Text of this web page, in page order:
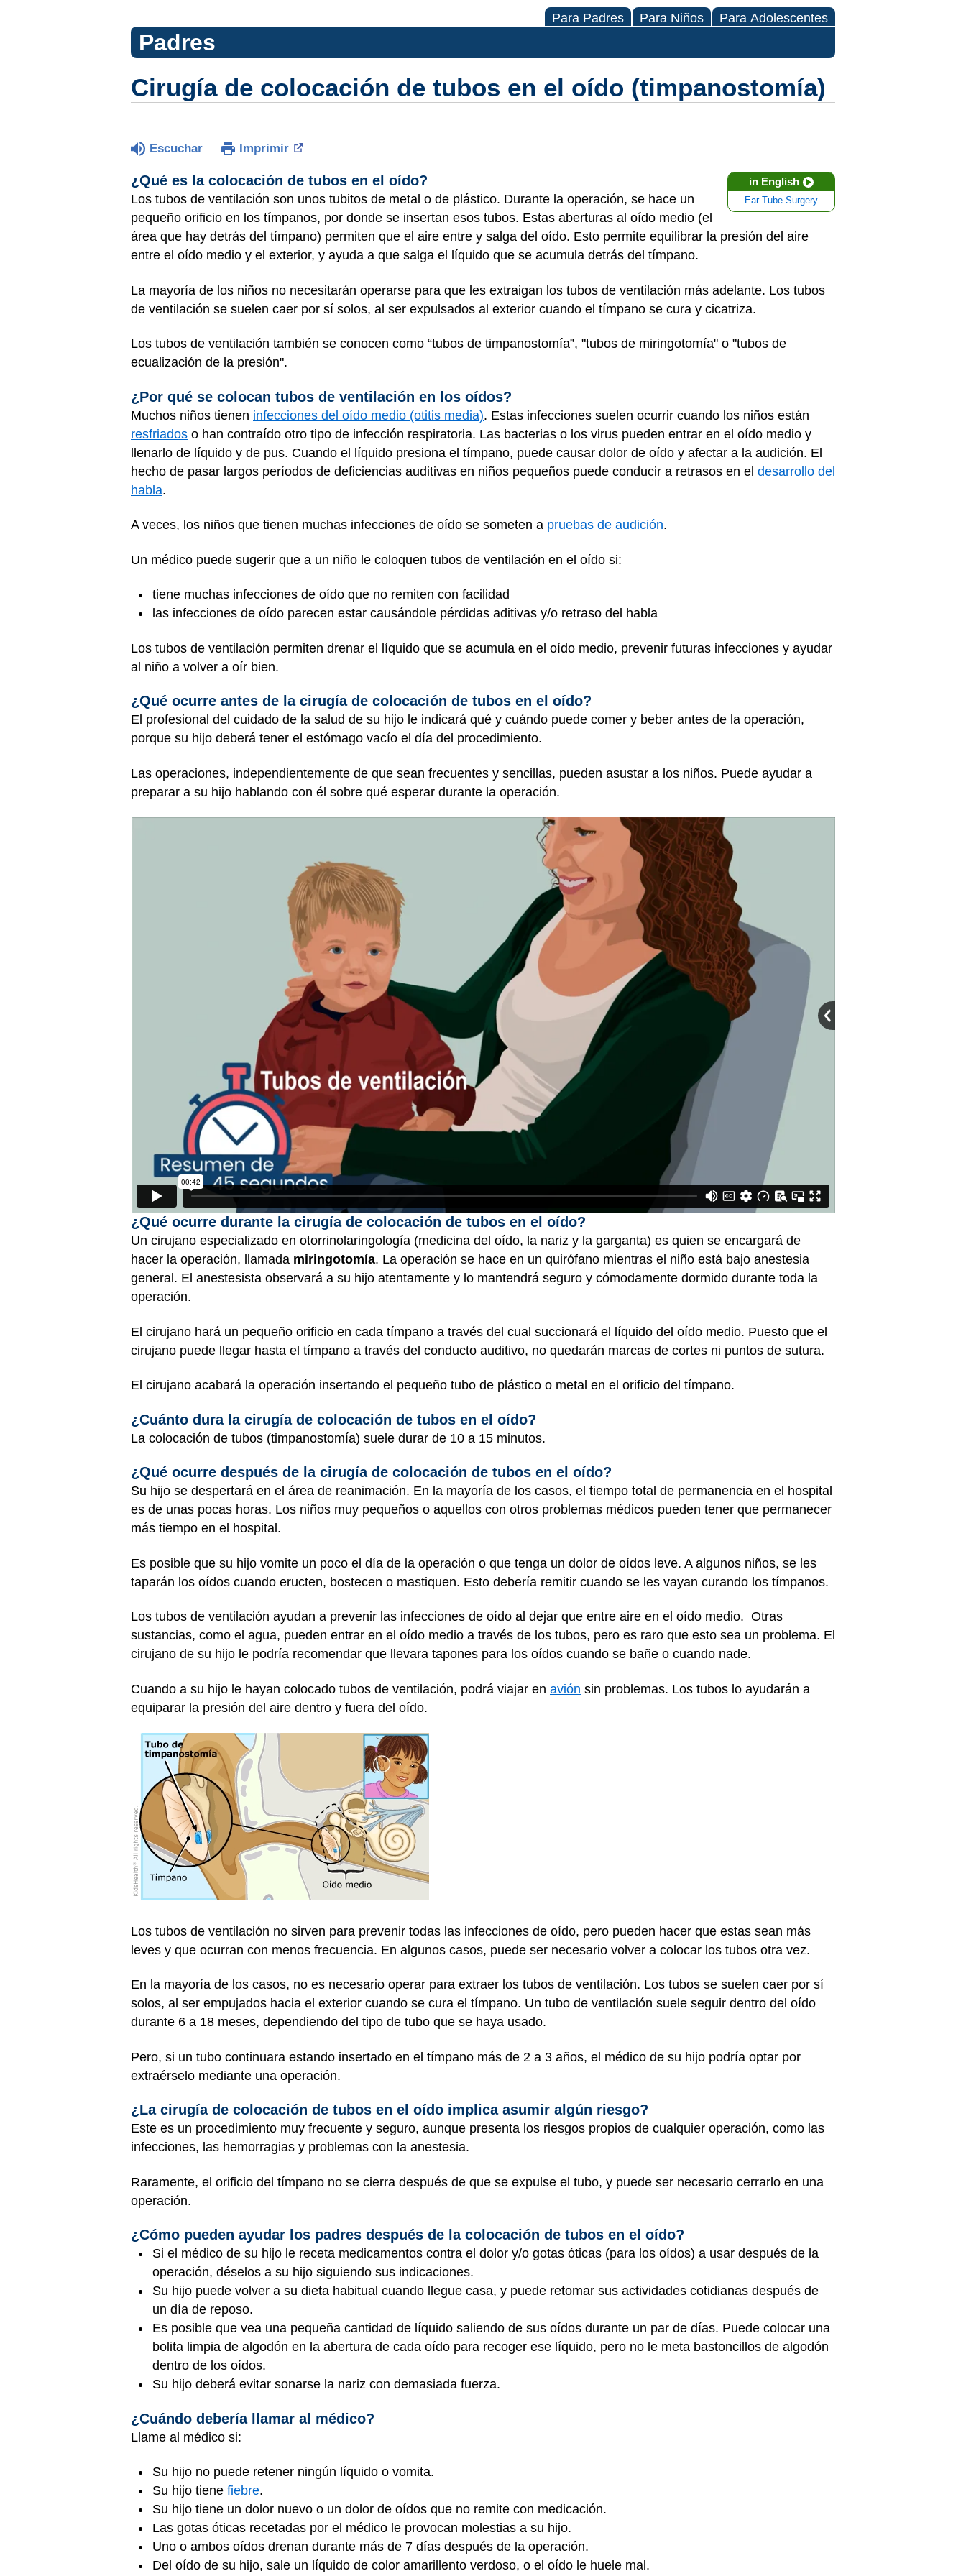
Para Padres Para Niños Para Adolescentes
Padres
Cirugía de colocación de tubos en el oído (timpanostomía)
Escuchar Imprimir
in English
Ear Tube Surgery
¿Qué es la colocación de tubos en el oído?
Los tubos de ventilación son unos tubitos de metal o de plástico. Durante la operación, se hace un
pequeño orificio en los tímpanos, por donde se insertan esos tubos. Estas aberturas al oído medio (el
área que hay detrás del tímpano) permiten que el aire entre y salga del oído. Esto permite equilibrar la presión del aire
entre el oído medio y el exterior, y ayuda a que salga el líquido que se acumula detrás del tímpano.
La mayoría de los niños no necesitarán operarse para que les extraigan los tubos de ventilación más adelante. Los tubos
de ventilación se suelen caer por sí solos, al ser expulsados al exterior cuando el tímpano se cura y cicatriza.
Los tubos de ventilación también se conocen como “tubos de timpanostomía”, "tubos de miringotomía" o "tubos de
ecualización de la presión".
¿Por qué se colocan tubos de ventilación en los oídos?
Muchos niños tienen infecciones del oído medio (otitis media). Estas infecciones suelen ocurrir cuando los niños están
resfriados o han contraído otro tipo de infección respiratoria. Las bacterias o los virus pueden entrar en el oído medio y
llenarlo de líquido y de pus. Cuando el líquido presiona el tímpano, puede causar dolor de oído y afectar a la audición. El
hecho de pasar largos períodos de deficiencias auditivas en niños pequeños puede conducir a retrasos en el desarrollo del
habla.
A veces, los niños que tienen muchas infecciones de oído se someten a pruebas de audición.
Un médico puede sugerir que a un niño le coloquen tubos de ventilación en el oído si:
tiene muchas infecciones de oído que no remiten con facilidad
las infecciones de oído parecen estar causándole pérdidas aditivas y/o retraso del habla
Los tubos de ventilación permiten drenar el líquido que se acumula en el oído medio, prevenir futuras infecciones y ayudar
al niño a volver a oír bien.
¿Qué ocurre antes de la cirugía de colocación de tubos en el oído?
El profesional del cuidado de la salud de su hijo le indicará qué y cuándo puede comer y beber antes de la operación,
porque su hijo deberá tener el estómago vacío el día del procedimiento.
Las operaciones, independientemente de que sean frecuentes y sencillas, pueden asustar a los niños. Puede ayudar a
preparar a su hijo hablando con él sobre qué esperar durante la operación.
¿Qué ocurre durante la cirugía de colocación de tubos en el oído?
Un cirujano especializado en otorrinolaringología (medicina del oído, la nariz y la garganta) es quien se encargará de
hacer la operación, llamada miringotomía. La operación se hace en un quirófano mientras el niño está bajo anestesia
general. El anestesista observará a su hijo atentamente y lo mantendrá seguro y cómodamente dormido durante toda la
operación.
El cirujano hará un pequeño orificio en cada tímpano a través del cual succionará el líquido del oído medio. Puesto que el
cirujano puede llegar hasta el tímpano a través del conducto auditivo, no quedarán marcas de cortes ni puntos de sutura.
El cirujano acabará la operación insertando el pequeño tubo de plástico o metal en el orificio del tímpano.
¿Cuánto dura la cirugía de colocación de tubos en el oído?
La colocación de tubos (timpanostomía) suele durar de 10 a 15 minutos.
¿Qué ocurre después de la cirugía de colocación de tubos en el oído?
Su hijo se despertará en el área de reanimación. En la mayoría de los casos, el tiempo total de permanencia en el hospital
es de unas pocas horas. Los niños muy pequeños o aquellos con otros problemas médicos pueden tener que permanecer
más tiempo en el hospital.
Es posible que su hijo vomite un poco el día de la operación o que tenga un dolor de oídos leve. A algunos niños, se les
taparán los oídos cuando eructen, bostecen o mastiquen. Esto debería remitir cuando se les vayan curando los tímpanos.
Los tubos de ventilación ayudan a prevenir las infecciones de oído al dejar que entre aire en el oído medio. Otras
sustancias, como el agua, pueden entrar en el oído medio a través de los tubos, pero es raro que esto sea un problema. El
cirujano de su hijo le podría recomendar que llevara tapones para los oídos cuando se bañe o cuando nade.
Cuando a su hijo le hayan colocado tubos de ventilación, podrá viajar en avión sin problemas. Los tubos lo ayudarán a
equiparar la presión del aire dentro y fuera del oído.
Los tubos de ventilación no sirven para prevenir todas las infecciones de oído, pero pueden hacer que estas sean más
leves y que ocurran con menos frecuencia. En algunos casos, puede ser necesario volver a colocar los tubos otra vez.
En la mayoría de los casos, no es necesario operar para extraer los tubos de ventilación. Los tubos se suelen caer por sí
solos, al ser empujados hacia el exterior cuando se cura el tímpano. Un tubo de ventilación suele seguir dentro del oído
durante 6 a 18 meses, dependiendo del tipo de tubo que se haya usado.
Pero, si un tubo continuara estando insertado en el tímpano más de 2 a 3 años, el médico de su hijo podría optar por
extraérselo mediante una operación.
¿La cirugía de colocación de tubos en el oído implica asumir algún riesgo?
Este es un procedimiento muy frecuente y seguro, aunque presenta los riesgos propios de cualquier operación, como las
infecciones, las hemorragias y problemas con la anestesia.
Raramente, el orificio del tímpano no se cierra después de que se expulse el tubo, y puede ser necesario cerrarlo en una
operación.
¿Cómo pueden ayudar los padres después de la colocación de tubos en el oído?
Si el médico de su hijo le receta medicamentos contra el dolor y/o gotas óticas (para los oídos) a usar después de la
operación, déselos a su hijo siguiendo sus indicaciones.
Su hijo puede volver a su dieta habitual cuando llegue casa, y puede retomar sus actividades cotidianas después de
un día de reposo.
Es posible que vea una pequeña cantidad de líquido saliendo de sus oídos durante un par de días. Puede colocar una
bolita limpia de algodón en la abertura de cada oído para recoger ese líquido, pero no le meta bastoncillos de algodón
dentro de los oídos.
Su hijo deberá evitar sonarse la nariz con demasiada fuerza.
¿Cuándo debería llamar al médico?
Llame al médico si:
Su hijo no puede retener ningún líquido o vomita.
Su hijo tiene fiebre.
Su hijo tiene un dolor nuevo o un dolor de oídos que no remite con medicación.
Las gotas óticas recetadas por el médico le provocan molestias a su hijo.
Uno o ambos oídos drenan durante más de 7 días después de la operación.
Del oído de su hijo, sale un líquido de color amarillento verdoso, o el oído le huele mal.